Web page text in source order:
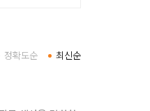
최신순
정확도순